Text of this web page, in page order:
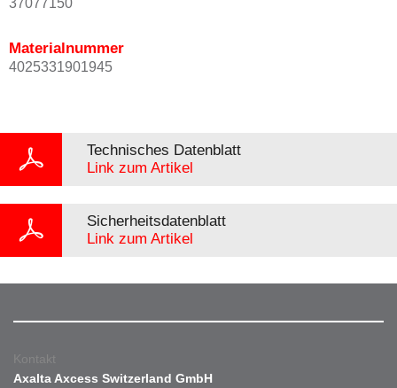
37077150
Materialnummer
4025331901945
Technisches Datenblatt
Link zum Artikel
Sicherheitsdatenblatt
Link zum Artikel
Kontakt
Axalta Axcess Switzerland GmbH